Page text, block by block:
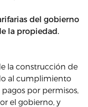
del gobierno
la propiedad.
la construcción de
al cumplimiento
por permisos,
el gobierno, y